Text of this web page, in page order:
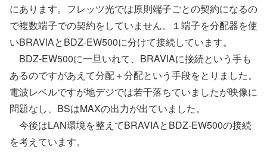
にあります。フレッツ光では原則端子ごとの契約になるの
で複数端子での契約をしていません。１端子を分配器を使
いBRAVIAとBDZ-EW500に分けて接続しています。
BDZ-EW500に一旦いれて、BRAVIAに接続という手も
あるのですがあえて分配＋分配という手段をとりました。
電波レベルですが地デジでは若干落ちていましたが映像に
問題なし、BSはMAXの出力が出ていました。
今後はLAN環境を整えてBRAVIAとBDZ-EW500の接続
を考えています。